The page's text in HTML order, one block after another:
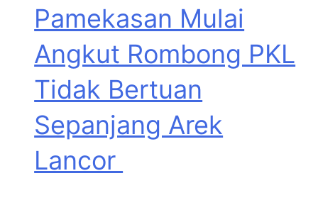
Pamekasan Mulai
Angkut Rombong PKL
Tidak Bertuan
Sepanjang Arek
Lancor